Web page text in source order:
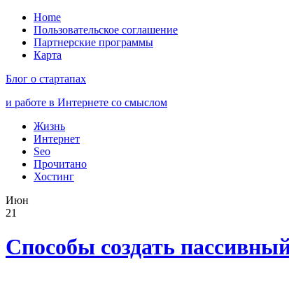
Home
Пользовательское соглашение
Партнерские программы
Карта
Блог о стартапах
и работе в Интернете со смыслом
Жизнь
Интернет
Seo
Прочитано
Хостинг
Июн
21
Способы создать